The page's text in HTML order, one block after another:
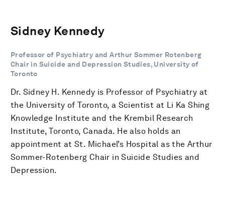
Sidney Kennedy
Professor of Psychiatry and Arthur Sommer Rotenberg
Chair in Suicide and Depression Studies, University of
Toronto
Dr. Sidney H. Kennedy is Professor of Psychiatry at
the University of Toronto, a Scientist at Li Ka Shing
Knowledge Institute and the Krembil Research
Institute, Toronto, Canada. He also holds an
appointment at St. Michael’s Hospital as the Arthur
Sommer-Rotenberg Chair in Suicide Studies and
Depression.